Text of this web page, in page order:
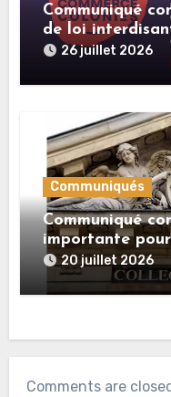
Communiqué
de loi
colonies
26 juillet 2026
Communiqués
Communiqué
importante
20 juillet 2026
Comments are